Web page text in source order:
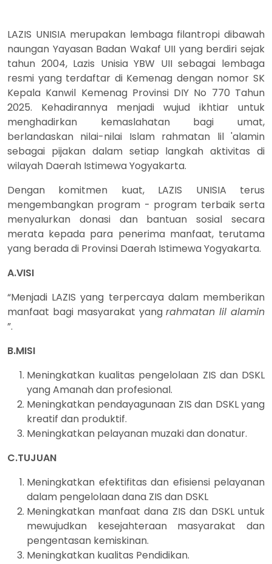
LAZIS UNISIA merupakan lembaga filantropi dibawah
naungan Yayasan Badan Wakaf UII yang berdiri sejak
tahun 2004, Lazis Unisia YBW UII sebagai lembaga
resmi yang terdaftar di Kemenag dengan nomor SK
Kepala Kanwil Kemenag Provinsi DIY No 770 Tahun
2025. Kehadirannya menjadi wujud ikhtiar untuk
menghadirkan kemaslahatan bagi umat,
berlandaskan nilai-nilai Islam rahmatan lil 'alamin
sebagai pijakan dalam setiap langkah aktivitas di
wilayah Daerah Istimewa Yogyakarta.
Dengan komitmen kuat, LAZIS UNISIA terus
mengembangkan program - program terbaik serta
menyalurkan donasi dan bantuan sosial secara
merata kepada para penerima manfaat, terutama
yang berada di Provinsi Daerah Istimewa Yogyakarta.
A.VISI
“Menjadi LAZIS yang terpercaya dalam memberikan
manfaat bagi masyarakat yangrahmatan lil alamin
”.
B.MISI
Meningkatkan kualitas pengelolaan ZIS dan DSKL
yang Amanah dan profesional.
Meningkatkan pendayagunaan ZIS dan DSKL yang
kreatif dan produktif.
Meningkatkan pelayanan muzaki dan donatur.
C.TUJUAN
Meningkatkan efektifitas dan efisiensi pelayanan
dalam pengelolaan dana ZIS dan DSKL
Meningkatkan manfaat dana ZIS dan DSKL untuk
mewujudkan kesejahteraan masyarakat dan
pengentasan kemiskinan.
Meningkatkan kualitas Pendidikan.